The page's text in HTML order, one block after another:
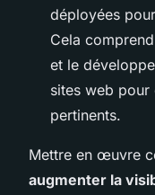
déployées
Cela
et le
sites web
pertinents.
Mettre en œuvre
augmenter la